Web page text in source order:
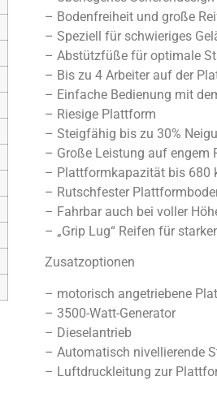
– Bodenfreiheit und große
– Speziell für schwieriges
– Abstützfüße für optimale
– Bis zu 4 Arbeiter auf der
– Einfache Bedienung mit
– Riesige Plattform
– Steigfähig bis zu 30%
– Große Leistung auf engem
– Plattformkapazität bis 680
– Rutschfester
– Fahrbar auch bei voller
– „Grip Lug“ Reifen für
Zusatzoptionen
– motorisch angetriebene
– 3500-Watt-Generator
– Dieselantrieb
– Automatisch nivellierende
– Luftdruckleitung zur